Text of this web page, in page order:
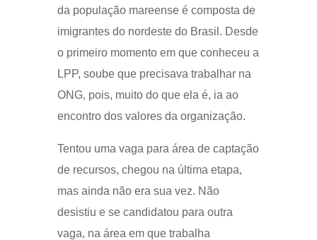
da população mareense é composta de
imigrantes do nordeste do Brasil. Desde
o primeiro momento em que conheceu a
LPP, soube que precisava trabalhar na
ONG, pois, muito do que ela é, ia ao
encontro dos valores da organização.
Tentou uma vaga para área de captação
de recursos, chegou na última etapa,
mas ainda não era sua vez. Não
desistiu e se candidatou para outra
vaga, na área em que trabalha